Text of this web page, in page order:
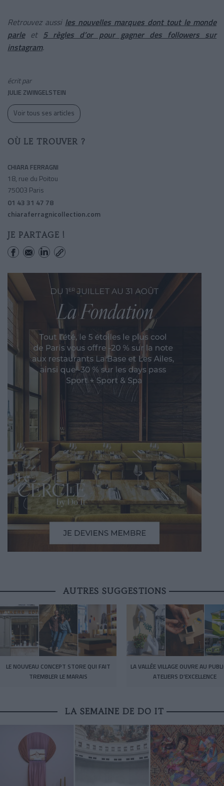
Retrouvez aussi les nouvelles marques dont tout le monde
parleet 5 règles d’or pour gagner des followers sur
instagram.
écrit par
JULIE ZWINGELSTEIN
Voir tous ses articles
OÙ LE TROUVER ?
CHIARA FERRAGNI
18, rue du Poitou
75003 Paris
01 43 31 47 78
chiaraferragnicollection.com
JE PARTAGE !
AUTRES SUGGESTIONS
LE NOUVEAU CONCEPT STORE QUI FAIT
TREMBLER LE MARAIS
LA VALLÉE VILLAGE OUVRE AU
ATELIERS D’EXCELLENCE
LA SEMAINE DE DO IT